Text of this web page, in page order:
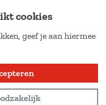
cookies
geef je aan hiermee